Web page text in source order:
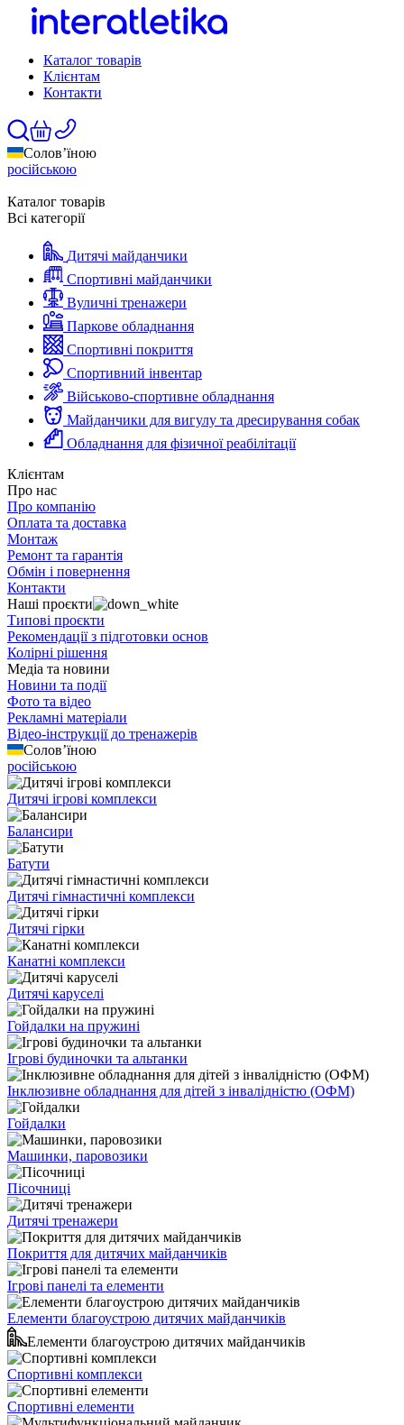
Каталог товарів
Клієнтам
Контакти
Солов’їною
російською
Каталог товарів
Всі категорії
Дитячі майданчики
Спортивні майданчики
Вуличні тренажери
Паркове обладнання
Спортивні покриття
Спортивний інвентар
Військово-спортивне обладнання
Майданчики для вигулу та дресирування собак
Обладнання для фізичної реабілітації
Клієнтам
Про нас
Про компанію
Оплата та доставка
Монтаж
Ремонт та гарантія
Обмін і повернення
Контакти
Наші проєкти
Типові проєкти
Рекомендації з підготовки основ
Колірні рішення
Медіа та новини
Новини та події
Фото та відео
Рекламні матеріали
Відео-інструкції до тренажерів
Солов’їною
російською
Дитячі ігрові комплекси
Балансири
Батути
Дитячі гімнастичні комплекси
Дитячі гірки
Канатні комплекси
Дитячі каруселі
Гойдалки на пружині
Ігрові будиночки та альтанки
Інклюзивне обладнання для дітей з інвалідністю (ОФМ)
Гойдалки
Машинки, паровозики
Пісочниці
Дитячі тренажери
Покриття для дитячих майданчиків
Ігрові панелі та елементи
Елементи благоустрою дитячих майданчиків
Елементи благоустрою дитячих майданчиків
Спортивні комплекси
Спортивні елементи